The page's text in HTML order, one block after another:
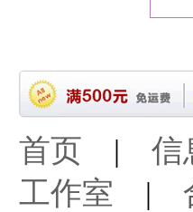
首页 | 信
工作室 |